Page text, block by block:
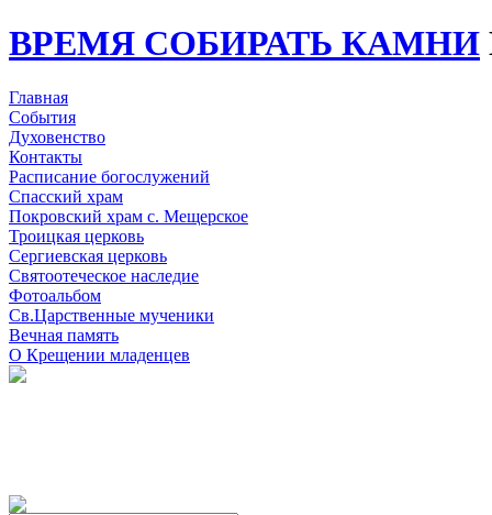
ВРЕМЯ СОБИРАТЬ КАМНИ
Главная
События
Духовенство
Контакты
Расписание богослужений
Спасский храм
Покровский храм с. Мещерское
Троицкая церковь
Сергиевская церковь
Святоотеческое наследие
Фотоальбом
Св.Царственные мученики
Вечная память
О Крещении младенцев